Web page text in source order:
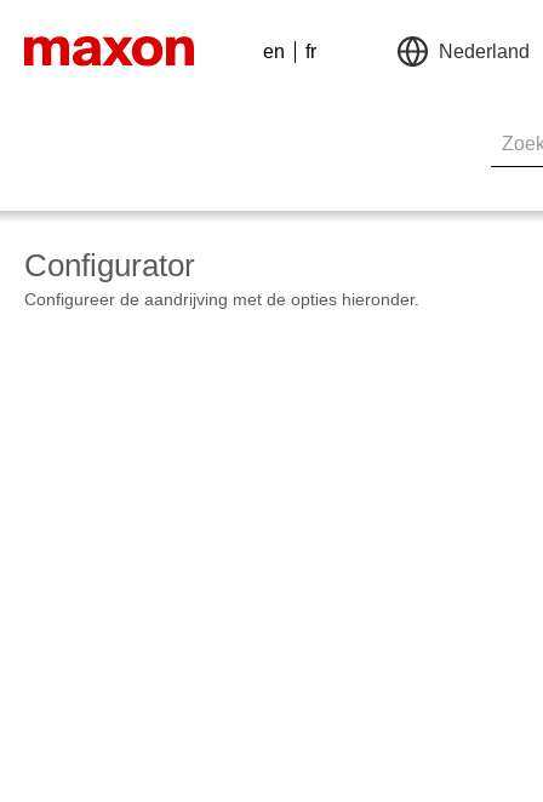
en fr Nederland
Configurator
Configureer de aandrijving met de opties hieronder.